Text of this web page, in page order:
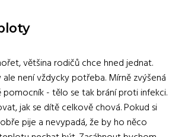
většina rodičů chce hned jednat.
není vždycky potřeba. Mírně zvýšená
- tělo se tak brání proti infekci.
jak se dítě celkově chová. Pokud si
pije a nevypadá, že by ho něco